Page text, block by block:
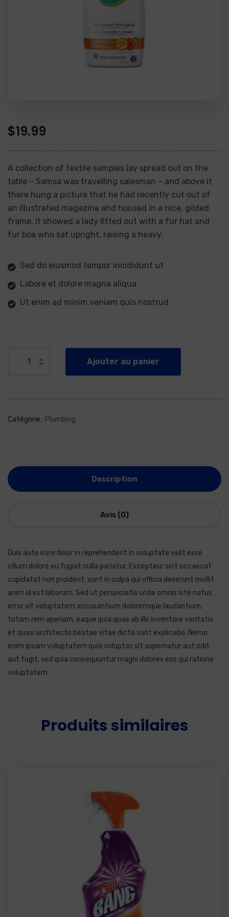
$19.99
A collection of textile samples lay spread out on the
table – Samsa was travelling salesman – and above it
there hung a picture that he had recently cut out of
an illustrated magazine and housed in a nice, gilded
frame. It showed a lady fitted out with a fur hat and
fur boa who sat upright, raising a heavy.
Sed do eiusmod tempor incididunt ut
Labore et dolore magna aliqua
Ut enim ad minim veniam quis nostrud
Ajouter au panier
Catégorie : Plumbing
Description
Avis (0)
Duis aute irure dolor in reprehenderit in voluptate velit esse
cillum dolore eu fugiat nulla pariatur. Excepteur sint occaecat
cupidatat non proident, sunt in culpa qui officia deserunt mollit
anim id est laborum. Sed ut perspiciatis unde omnis iste natus
error sit voluptatem accusantium doloremque laudantium,
totam rem aperiam, eaque ipsa quae ab illo inventore veritatis
et quasi architecto beatae vitae dicta sunt explicabo. Nemo
enim ipsam voluptatem quia voluptas sit aspernatur aut odit
aut fugit, sed quia consequuntur magni dolores eos qui ratione
voluptatem.
Produits similaires